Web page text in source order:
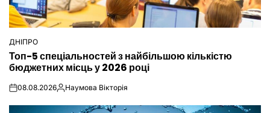
ОПУБЛІКУВАТИ
ДНІПРО
Топ-5 спеціальностей з найбільшою кількістю
бюджетних місць у 2026 році
on08.08.2026Опубліковано
Наумова Вікторія